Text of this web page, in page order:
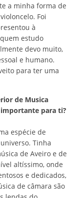
a minha forma de
Foi
à
estudo
devo muito,
e humano.
para ter uma
de Musica
importante para ti?
espécie de
Tinha
de Aveiro e de
altíssimo, onde
e dedicados,
de câmara são